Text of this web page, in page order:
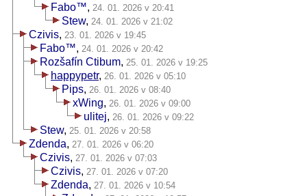
Fabo™, 24. 01. 2026 v 20:41
Stew, 24. 01. 2026 v 21:02
Czivis, 23. 01. 2026 v 19:45
Fabo™, 24. 01. 2026 v 20:42
Rozšafín Ctibum, 25. 01. 2026 v 19:25
happypetr, 26. 01. 2026 v 05:10
Pips, 26. 01. 2026 v 08:40
xWing, 26. 01. 2026 v 09:00
ulitej, 26. 01. 2026 v 09:22
Stew, 25. 01. 2026 v 20:58
Zdenda, 27. 01. 2026 v 06:20
Czivis, 27. 01. 2026 v 07:03
Czivis, 27. 01. 2026 v 07:20
Zdenda, 27. 01. 2026 v 10:54